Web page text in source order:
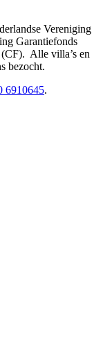
Vereniging
Garantiefonds
Alle villa’s en
bezocht.
6910645.